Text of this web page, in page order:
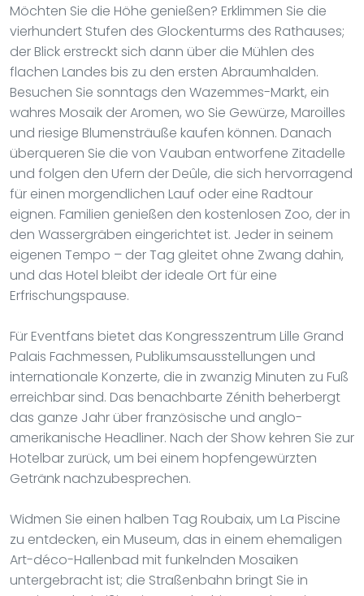
Möchten Sie die Höhe genießen? Erklimmen Sie die
vierhundert Stufen des Glockenturms des Rathauses;
der Blick erstreckt sich dann über die Mühlen des
flachen Landes bis zu den ersten Abraumhalden.
Besuchen Sie sonntags den Wazemmes-Markt, ein
wahres Mosaik der Aromen, wo Sie Gewürze, Maroilles
und riesige Blumensträuße kaufen können. Danach
überqueren Sie die von Vauban entworfene Zitadelle
und folgen den Ufern der Deûle, die sich hervorragend
für einen morgendlichen Lauf oder eine Radtour
eignen. Familien genießen den kostenlosen Zoo, der in
den Wassergräben eingerichtet ist. Jeder in seinem
eigenen Tempo – der Tag gleitet ohne Zwang dahin,
und das Hotel bleibt der ideale Ort für eine
Erfrischungspause.
Für Eventfans bietet das Kongresszentrum Lille Grand
Palais Fachmessen, Publikumsausstellungen und
internationale Konzerte, die in zwanzig Minuten zu Fuß
erreichbar sind. Das benachbarte Zénith beherbergt
das ganze Jahr über französische und anglo-
amerikanische Headliner. Nach der Show kehren Sie zur
Hotelbar zurück, um bei einem hopfengewürzten
Getränk nachzubesprechen.
Widmen Sie einen halben Tag Roubaix, um La Piscine
zu entdecken, ein Museum, das in einem ehemaligen
Art-déco-Hallenbad mit funkelnden Mosaiken
untergebracht ist; die Straßenbahn bringt Sie in